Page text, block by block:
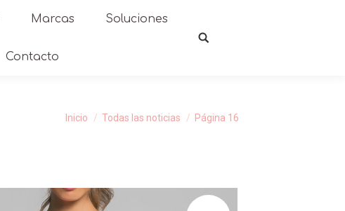
Marcas Soluciones
Contacto
Inicio Todas las noticias Página 16